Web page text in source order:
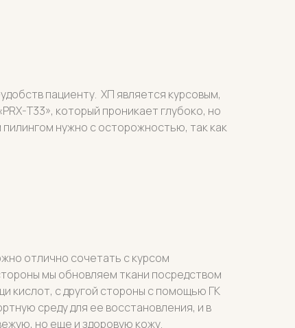
пациенту. ХП является курсовым,
T33», который проникает глубоко, но
пилингом нужно с осторожностью, так как
отлично сочетать с курсом
мы обновляем ткани посредством
кислот, с другой стороны с помощью ГК
среду для ее восстановления, и в
но еще и здоровую кожу.